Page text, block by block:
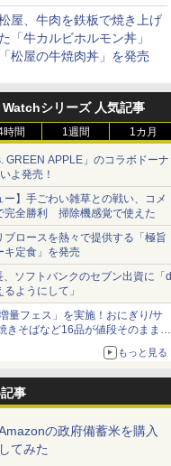
るおばけ」のシール/キャ
ディなども
屋、牛肉を鉄板で焼き上げ
た「牛カルビホルモン丼」
「松屋の牛焼肉丼」を発売
シリーズ 人気記事
時間 1週間 1カ月
GREEN APPLE」のコラボドーナ
よ発売！
ー】手ごわい雑草との戦い、コメ
完全勝利 掃除機感覚で使えた
ブロースを熱々で提供する「極旨
キ定食」を発売
、ソフトバンクのセブン出資に「d
ようにして」
量フェス」を実施！おにぎり/サ
きそばなど16品が値段そのままで
もっと見る
事
の政府備蓄米を購入
してみた